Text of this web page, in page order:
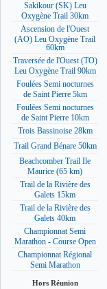
Sakikour (SK) Leu
Oxygène Trail 30km
Ascension de l'Ouest
(AO) Leu Oxygène Trail
60km
Traversée de l'Ouest (TO)
Leu Oxygène Trail 90km
Foulées Semi nocturnes
de Saint Pierre 5km
Foulées Semi nocturnes
de Saint Pierre 10km
Trois Bassinoise 28km
Trail Grand Bénare 50km
Beachcomber Trail Ile
Maurice (65 km)
Trail de la Rivière des
Galets 15km
Trail de la Rivière des
Galets 40km
Championnat Semi
Marathon - Course Open
Championnat Régional
Semi Marathon
Hors Réunion